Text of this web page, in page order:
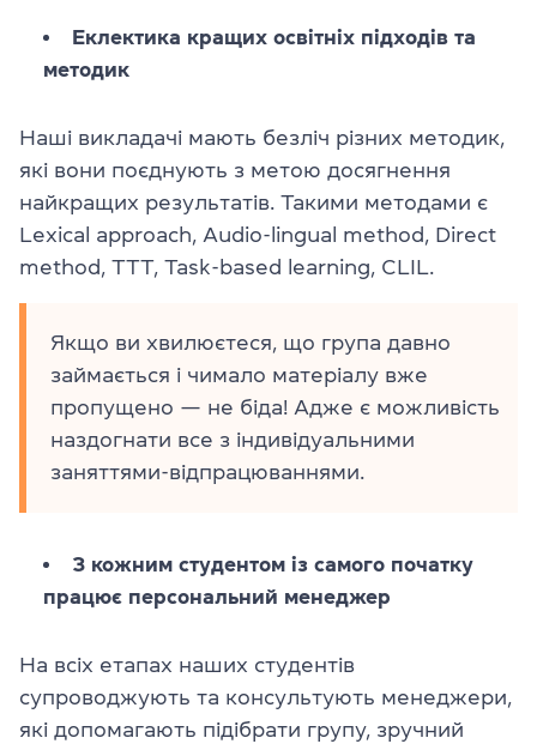
Еклектика кращих освітніх підходів та
методик
Наші викладачі мають безліч різних методик,
які вони поєднують з метою досягнення
найкращих результатів. Такими методами є
Lexical approach, Audio-lingual method, Direct
method, TTT, Task-based learning, CLIL.
Якщо ви хвилюєтеся, що група давно
займається і чимало матеріалу вже
пропущено — не біда! Адже є можливість
наздогнати все з індивідуальними
заняттями-відпрацюваннями.
З кожним студентом із самого початку
працює персональний менеджер
На всіх етапах наших студентів
супроводжують та консультують менеджери,
які допомагають підібрати групу, зручний